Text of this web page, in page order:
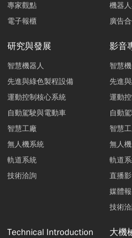
專家觀點
電子報櫃
機器
廣告
研究與發展
智慧機器人
先進與綠色製程設備
運動控制核心系統
自動駕駛與電動車
智慧工廠
無人機系統
軌道系統
技術洽詢
影音
智慧
先進
運動
自動
智慧
無人
軌道
直播
媒體
技術
Technical Introduction 大機